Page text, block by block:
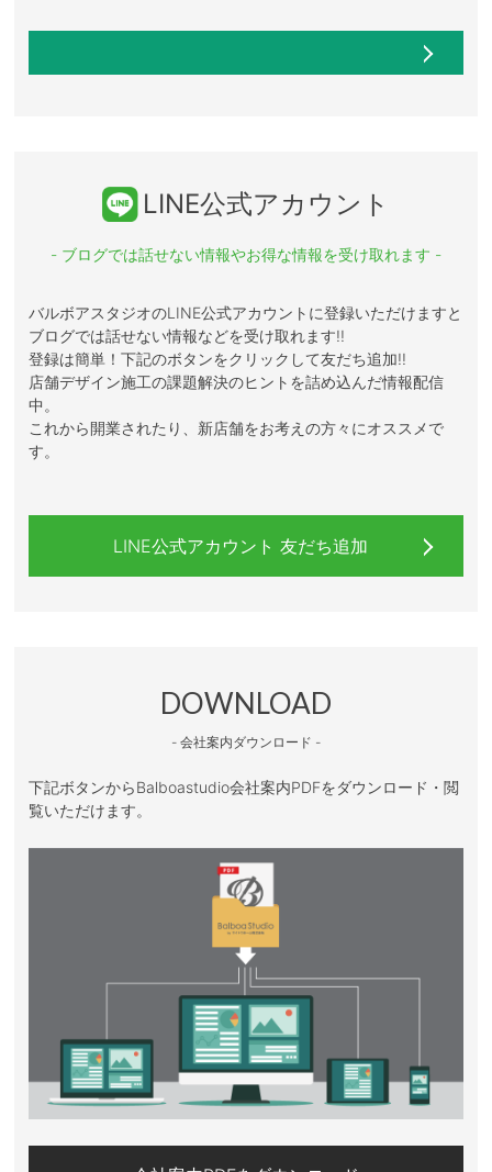
LINE公式アカウント
- ブログでは話せない情報やお得な情報を受け取れます -
バルボアスタジオのLINE公式アカウントに登録いただけますと
ブログでは話せない情報などを受け取れます!!
登録は簡単！下記のボタンをクリックして友だち追加!!
店舗デザイン施工の課題解決のヒントを詰め込んだ情報配信
中。
これから開業されたり、新店舗をお考えの方々にオススメで
す。
LINE公式アカウント 友だち追加
DOWNLOAD
- 会社案内ダウンロード -
下記ボタンからBalboastudio会社案内PDFをダウンロード・閲
覧いただけます。